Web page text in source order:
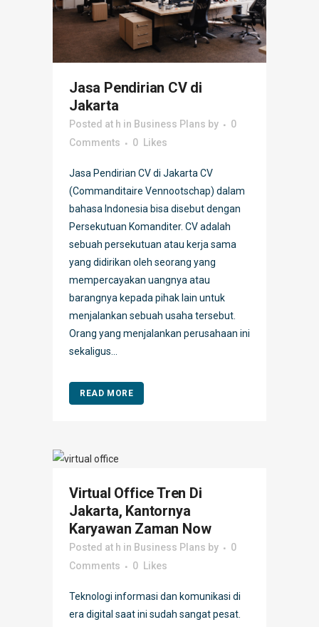
Jasa Pendirian CV di
Jakarta
Posted at h in Business Plans by
0
Comments
0 Likes
Jasa Pendirian CV di Jakarta CV
(Commanditaire Vennootschap) dalam
bahasa Indonesia bisa disebut dengan
Persekutuan Komanditer. CV adalah
sebuah persekutuan atau kerja sama
yang didirikan oleh seorang yang
mempercayakan uangnya atau
barangnya kepada pihak lain untuk
menjalankan sebuah usaha tersebut.
Orang yang menjalankan perusahaan ini
sekaligus...
READ MORE
Virtual Office Tren Di
Jakarta, Kantornya
Karyawan Zaman Now
Posted at h in Business Plans by
0
Comments
0 Likes
Teknologi informasi dan komunikasi di
era digital saat ini sudah sangat pesat.